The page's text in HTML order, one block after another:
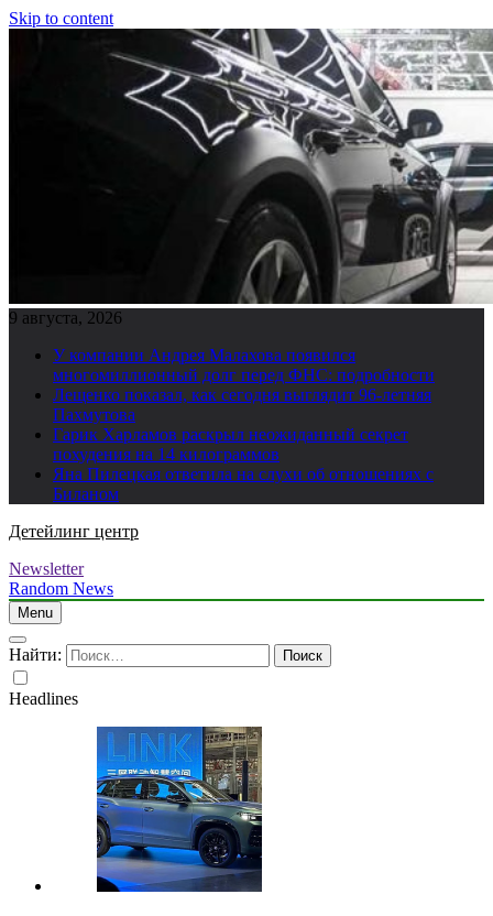
Skip to content
9 августа, 2026
У компании Андрея Малахова появился
многомиллионный долг перед ФНС: подробности
Лещенко показал, как сегодня выглядит 96-летняя
Пахмутова
Гарик Харламов раскрыл неожиданный секрет
похудения на 14 килограммов
Яна Пилецкая ответила на слухи об отношениях с
Биланом
Детейлинг центр
Newsletter
Random News
Menu
Найти:
Headlines